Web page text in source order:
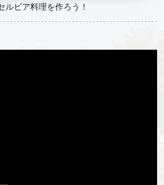
ルビア料理を作ろう！